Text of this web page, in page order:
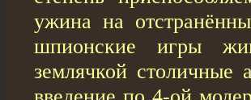
ужина на
шпионские игры
землячкой столичные